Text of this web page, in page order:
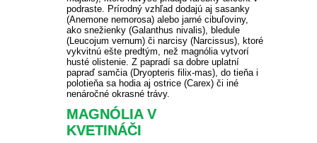
BIDENS - DVOJZUB
LOTUS
PLEKTRANT
SCAEVOLA
LOBELKY
LOTUS
VEJÁROVKA
DICHONDRA
PLECTRANTHUS
SLAMIHA
ZÁDUŠNÍK
OSTATNÉ
SKALNIČKY
LEVANDUĽA
MODRÉ HORTENZIE
NETRADIČNÉ OSTATNÉ
ZELENINOVÉ PRIESADY
OSTATNÉ
podraste. Prírodný vzhľad dodajú aj sasanky
(Anemone nemorosa) alebo jarné cibuľoviny,
ako snežienky (Galanthus nivalis), bledule
(Leucojum vernum) či narcisy (Narcissus), ktoré
vykvitnú ešte predtým, než magnólia vytvorí
husté olistenie. Z papradí sa dobre uplatní
papraď samčia (Dryopteris filix-mas), do tieňa i
polotieňa sa hodia aj ostrice (Carex) či iné
nenáročné okrasné trávy.
MAGNÓLIA V
KVETINÁČI